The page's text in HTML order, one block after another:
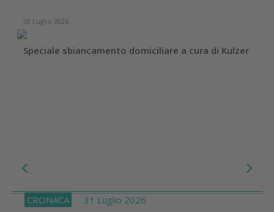
20 Luglio 2026
Speciale sbiancamento domiciliare a cura di Kulzer
CRONACA 31 Luglio 2026